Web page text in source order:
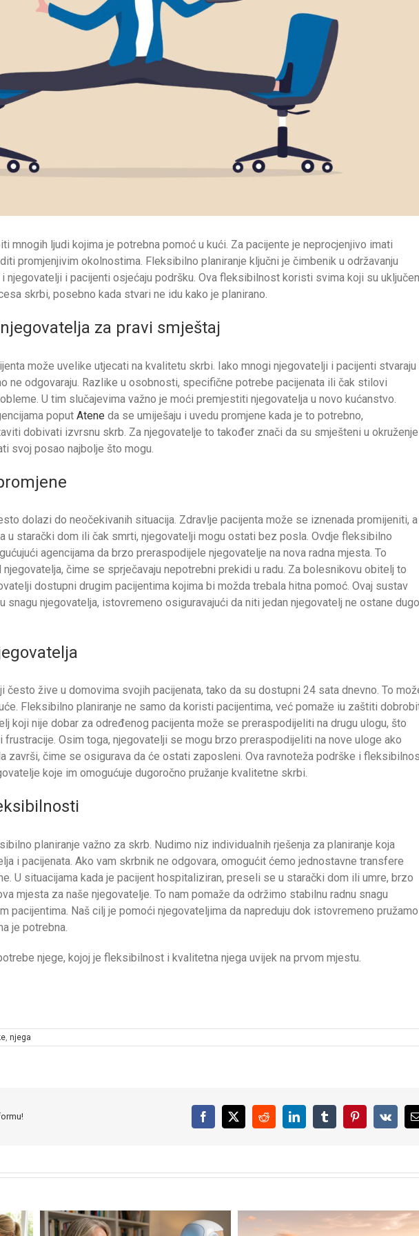
mnogih ljudi kojima je potrebna pomoć u kući. Za pacijente je neprocjenjivo imati
promjenjivim okolnostima. Fleksibilno planiranje ključni je čimbenik u održavanju
njegovatelji i pacijenti osjećaju podršku. Ova fleksibilnost koristi svima koji su
skrbi, posebno kada stvari ne idu kako je planirano.
za pravi smještaj
može uvelike utjecati na kvalitetu skrbi. Iako mnogi njegovatelji i pacijenti stvaraju
ne odgovaraju. Razlike u osobnosti, specifične potrebe pacijenata ili čak stilovi
U tim slučajevima važno je moći premjestiti njegovatelja u novo kućanstvo.
poput Atene da se umiješaju i uvedu promjene kada je to potrebno,
dobivati izvrsnu skrb. Za njegovatelje to također znači da su smješteni u
svoj posao najbolje što mogu.
dolazi do neočekivanih situacija. Zdravlje pacijenta može se iznenada promijeniti,
u starački dom ili čak smrti, njegovatelji mogu ostati bez posla. Ovdje fleksibilno
agencijama da brzo preraspodijele njegovatelje na nova radna mjesta. To
čime se sprječavaju nepotrebni prekidi u radu. Za bolesnikovu obitelj to
dostupni drugim pacijentima kojima bi možda trebala hitna pomoć. Ovaj sustav
snagu njegovatelja, istovremeno osiguravajući da niti jedan njegovatelj ne ostane dugo
često žive u domovima svojih pacijenata, tako da su dostupni 24 sata dnevno. To
Fleksibilno planiranje ne samo da koristi pacijentima, već pomaže iu zaštiti
koji nije dobar za određenog pacijenta može se preraspodijeliti na drugu ulogu, što
frustracije. Osim toga, njegovatelji se mogu brzo preraspodijeliti na nove uloge ako
završi, čime se osigurava da će ostati zaposleni. Ova ravnoteža podrške i
koje im omogućuje dugoročno pružanje kvalitetne skrbi.
planiranje važno za skrb. Nudimo niz individualnih rješenja za planiranje koja
i pacijenata. Ako vam skrbnik ne odgovara, omogućit ćemo jednostavne transfere
U situacijama kada je pacijent hospitaliziran, preseli se u starački dom ili umre, brzo
mjesta za naše njegovatelje. To nam pomaže da održimo stabilnu radnu snagu
pacijentima. Naš cilj je pomoći njegovateljima da napreduju dok istovremeno pružamo
je potrebna.
njege, kojoj je fleksibilnost i kvalitetna njega uvijek na prvom mjestu.
njega
Facebook
X RedditLinkedInTumblrPinterest
Vk